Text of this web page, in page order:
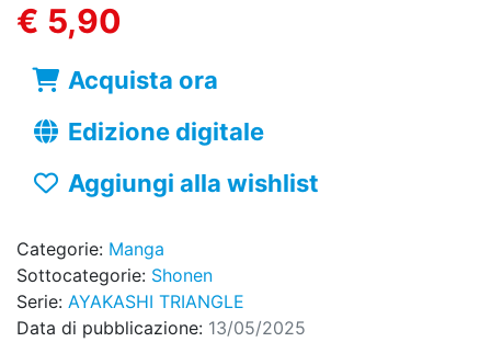
€ 5,90
Acquista ora
Edizione digitale
Aggiungi alla wishlist
Categorie: Manga
Sottocategorie: Shonen
Serie: AYAKASHI TRIANGLE
Data di pubblicazione: 13/05/2025